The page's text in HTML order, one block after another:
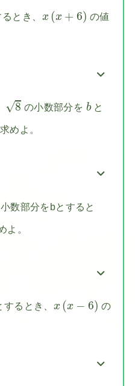
とき、 x (x + 6)
(x 6
の値
√8 の小数部分を b
bと
めよ。
数部分をbとすると
よ。
るとき、 x (x − 6)
(x
の